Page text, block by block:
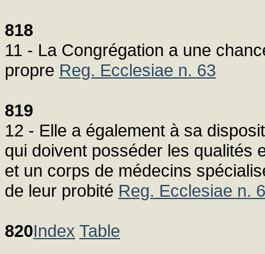
818
11 - La Congrégation a une
propre Reg. Ecclesiae n. 63
819
12 - Elle a également à sa
qui doivent posséder les qualités
et un corps de médecins
de leur probité Reg. Ecclesiae n.
820Index Table